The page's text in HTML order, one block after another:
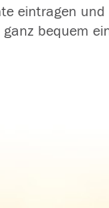
eintragen und
bequem